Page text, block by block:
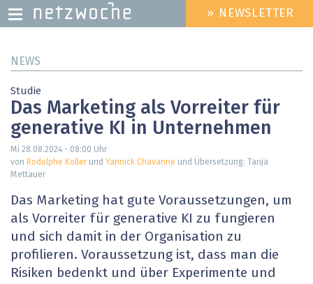
zum
HEADER
MENU
» NEWSLETTER
NEWS
Studie
Das Marketing als Vorreiter für
generative KI in Unternehmen
Mi 28.08.2024 - 08:00 Uhr
von Rodolphe Kollerund Yannick Chavanne und Übersetzung: Tanja
Mettauer
Das Marketing hat gute Voraussetzungen, um
als Vorreiter für generative KI zu fungieren
und sich damit in der ­Organisation zu
profilieren. Voraussetzung ist, dass man die
Risiken bedenkt und über Experimente und